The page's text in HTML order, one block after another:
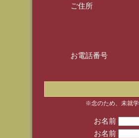
ご住所
お電話番号
※念のため、未就
お名前
お名前